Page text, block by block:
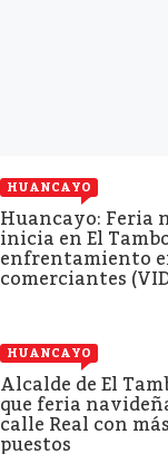
HUANCAYO
Huancayo: Feria
inicia en El
enfrentamiento
comerciantes
HUANCAYO
Alcalde de El
que feria
calle Real con
puestos